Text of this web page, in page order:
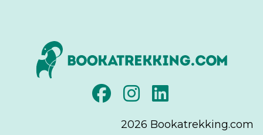
2026 Bookatrekking.com